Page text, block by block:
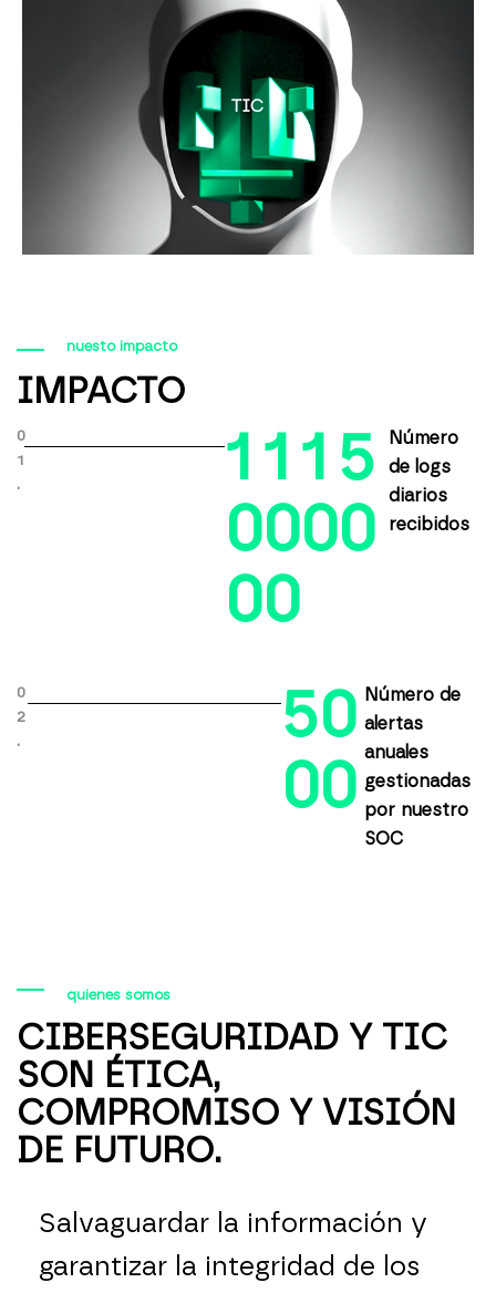
nuesto impacto
IMPACTO
0
1
.
1 1 1 5
0000
00
Número
de logs
diarios
recibidos
0
2
.
50
00
Número de
alertas
anuales
gestionadas
por nuestro
SOC
quienes somos
CIBERSEGURIDAD Y TIC
SON ÉTICA,
COMPROMISO Y VISIÓN
DE FUTURO.
Salvaguardar la información y
garantizar la integridad de los